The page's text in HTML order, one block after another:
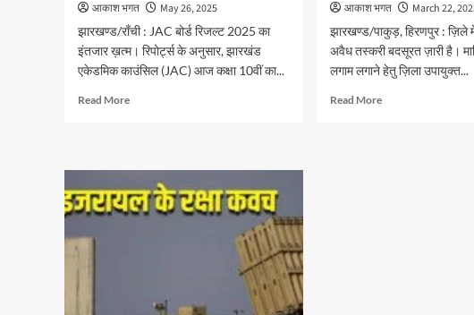
आकाश भगत
May 26, 2025
झारखण्ड/राँची : JAC बोर्ड रिजल्ट 2025 का
इंतजार ख़त्म। रिपोर्ट्स के अनुसार, झारखंड
एकेडमिक काउंसिल (JAC) आज कक्षा 10वीं का...
Read MoreRead
हो
गया
रिजल्ट,
आकाश भगत
March 22,
झारखण्ड/पाकुड़, हिरणपुर : ज़िले
अवैध तस्करी बदसूरत ज़ारी है।
लगाम लगाने हेतु ज़िला उपायुक्त...
Read MoreRead